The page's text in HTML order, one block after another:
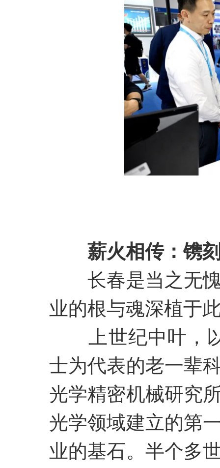
薪火相传：镌
长春是当之无
业的根与魂深植于
上世纪中叶，
士为代表的老一辈
光学精密机械研究
光学领域建立的第
业的基石。半个多